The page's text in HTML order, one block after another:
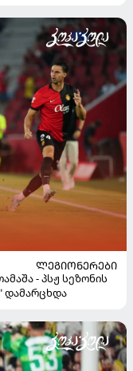
ᲚᲔᲒᲘᲝᲜᲔᲠᲔᲑᲘ
- პსჟ სეზონის
დამარცხდა